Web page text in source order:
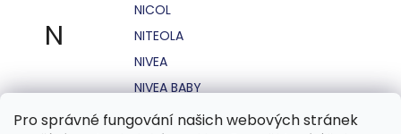
Pro správné fungování našich webových stránek
N
NICOL
NITEOLA
NIVEA
NIVEA BABY
NIVEA MEN